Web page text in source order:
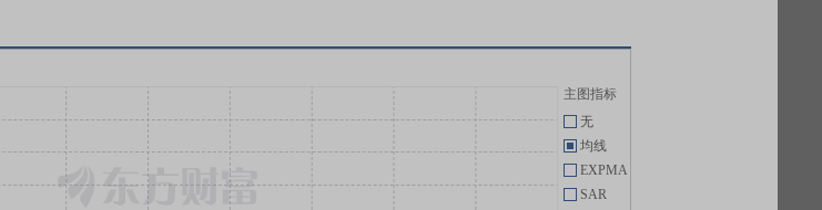
主图指标
无
均线
EXPMA
SAR